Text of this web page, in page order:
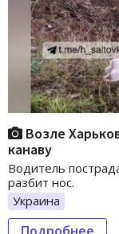
Возле
канаву
Водитель
разбит нос.
Украина